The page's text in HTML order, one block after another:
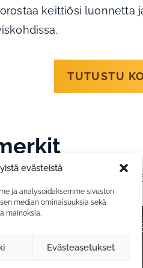
evästeistä
ja analysoidaksemme sivuston
median ominaisuuksia sekä
mainoksia.
Evästeasetukset
keittiösi luonnetta
TUTUSTU
omalle
Kantri-keittiön
2 050 €